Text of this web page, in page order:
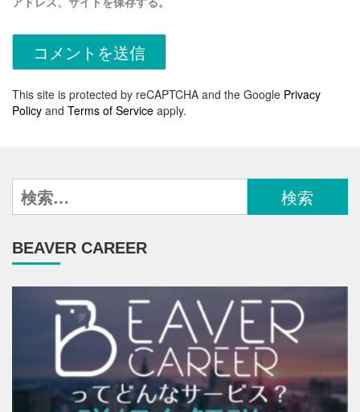
This site is protected by reCAPTCHA and the Google Privacy
Policy and Terms of Service apply.
索:
BEAVER CAREER